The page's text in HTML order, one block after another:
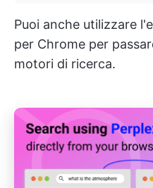
Puoi anche utilizzare
per Chrome per
motori di ricerca.